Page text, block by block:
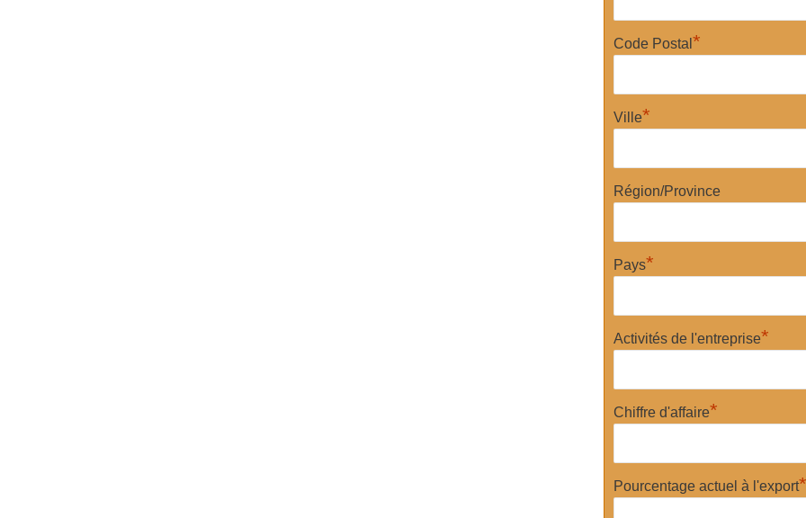
Code Postal *
Ville*
Région/Province
Pays*
Activités de l'entreprise*
Chiffre d'affaire*
Pourcentage actuel à l'export*